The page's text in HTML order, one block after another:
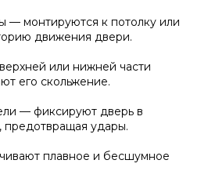
— монтируются к потолку или
движения двери.
или нижней части
его скольжение.
— фиксируют дверь в
предотвращая удары.
плавное и бесшумное